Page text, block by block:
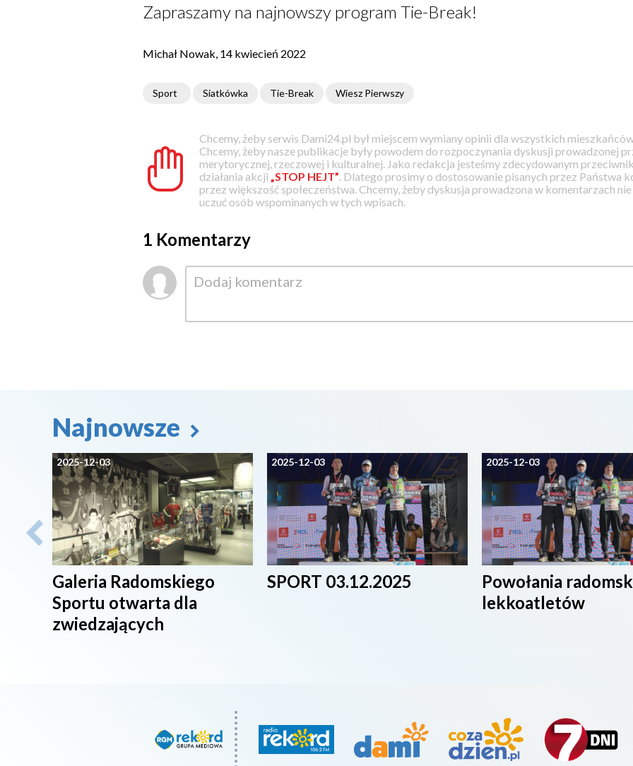
Zapraszamy na najnowszy program Tie-Break!
Michał Nowak, 14 kwiecień 2022
Sport Siatkówka Tie-Break Wiesz Pierwszy
Chcemy, żeby serwis Dami24.pl był miejscem wymiany opinii dla wszystkich
Chcemy, żeby nasze publikacje były powodem do rozpoczynania dyskusji prowadzonej
merytorycznej, rzeczowej i kulturalnej. Jako redakcja jesteśmy zdecydowanym
działania akcji „STOP HEJT” . Dlatego prosimy o dostosowanie pisanych przez Państwa
przez większość społeczeństwa. Chcemy, żeby dyskusja prowadzona w komentarzach
uczuć osób wspominanych w tych wpisach.
1 Komentarzy
Najnowsze
2025-12-03
Galeria Radomskiego
Sportu otwarta dla
zwiedzających
2025-12-03
SPORT 03.12.2025
2025-12-03
Powołania
lekkoatletów